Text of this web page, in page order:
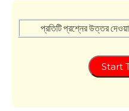
প্রতিটি প্রশ্নের উত্তর
Start